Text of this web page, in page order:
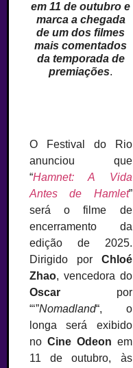
em 11 de outubro e
marca a chegada
de um dos filmes
mais comentados
da temporada de
premiações.
O Festival do Rio
anunciou que
“Hamnet: A Vida
Antes de Hamlet”
será o filme de
encerramento da
edição de 2025.
Dirigido por Chloé
Zhao, vencedora do
Oscar por
“‘”Nomadland“, o
longa será exibido
no Cine Odeon em
11 de outubro, às